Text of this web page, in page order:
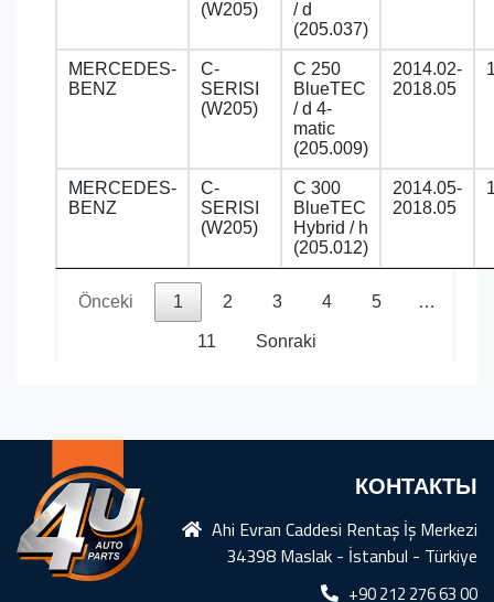
(W205)
/ d
(205.037)
MERCEDES-
BENZ
C-
SERISI
(W205)
C 250
BlueTEC
/ d 4-
matic
(205.009)
2014.02-
2018.05
MERCEDES-
BENZ
C-
SERISI
(W205)
C 300
BlueTEC
Hybrid / h
(205.012)
2014.05-
2018.05
Önceki 1 2 3 4 5 …
11 Sonraki
КОНТАКТЫ
Ahi Evran Caddesi Rentaş İş Merkezi
34398 Maslak - İstanbul - Türkiye
+90 212 276 63 00